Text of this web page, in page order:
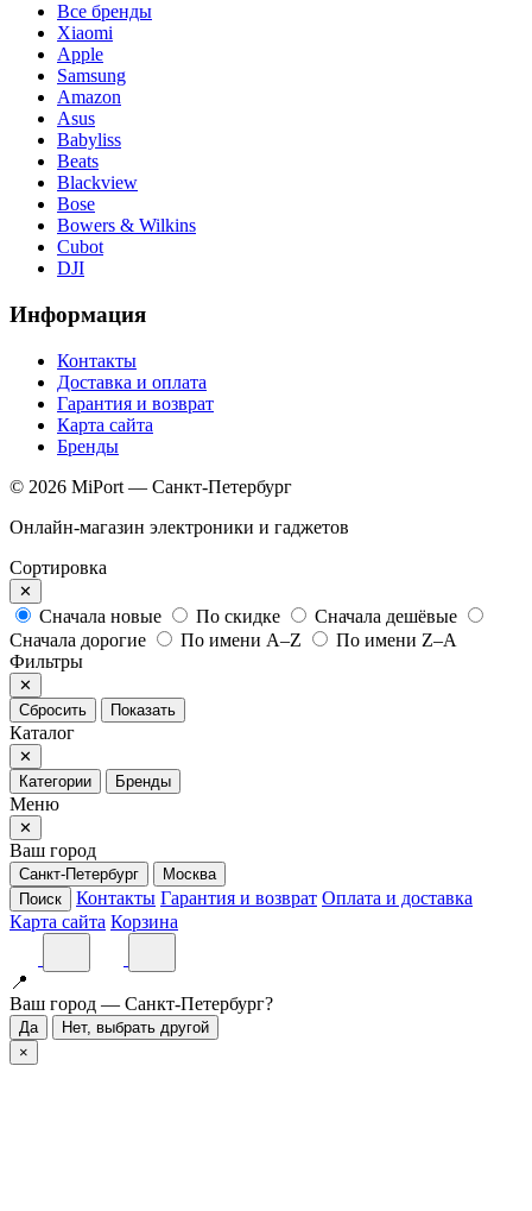
Все бренды
Xiaomi
Apple
Samsung
Amazon
Asus
Babyliss
Beats
Blackview
Bose
Bowers & Wilkins
Cubot
DJI
Информация
Контакты
Доставка и оплата
Гарантия и возврат
Карта сайта
Бренды
© 2026 MiPort — Санкт-Петербург
Онлайн-магазин электроники и гаджетов
Сортировка
✕
Сначала новые По скидке
Сначала дешёвые
Сначала дорогие
По имени A–Z
По имени Z–A
Фильтры
✕
Сбросить
Показать
Каталог
✕
Категории
Бренды
Меню
✕
Ваш город
Санкт-Петербург
Москва
Поиск
Контакты Гарантия и возврат Оплата и доставка
Карта сайта Корзина
📍
Ваш город — Санкт-Петербург?
Да
Нет, выбрать другой
×